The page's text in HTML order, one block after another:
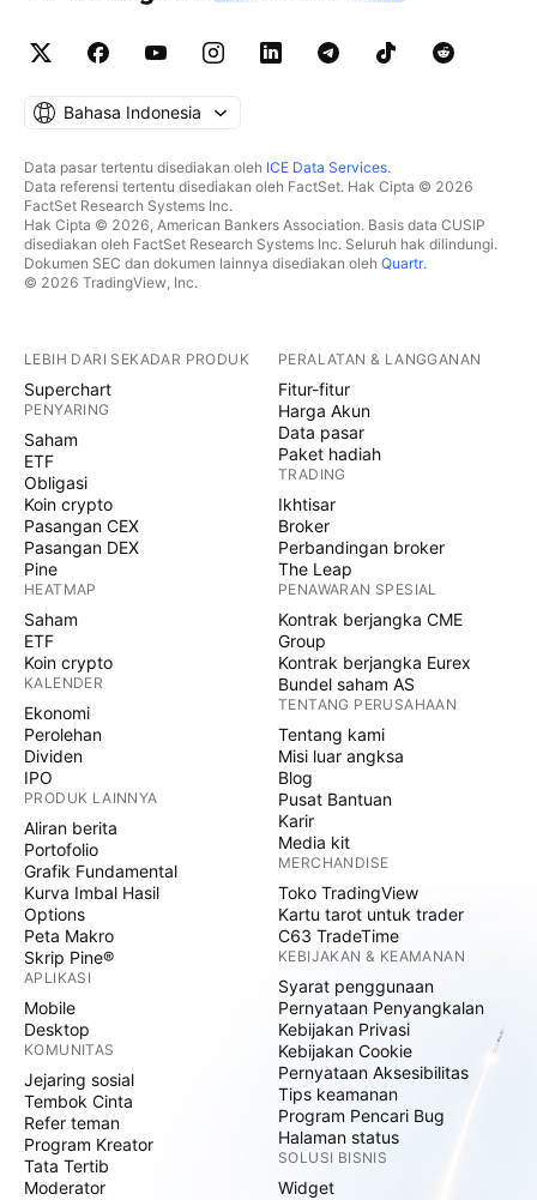
Bahasa Indonesia
Data pasar tertentu disediakan oleh ICE Data Services.
Data referensi tertentu disediakan oleh FactSet. Hak Cipta © 2026
FactSet Research Systems Inc.
Hak Cipta © 2026, American Bankers Association. Basis data CUSIP
disediakan oleh FactSet Research Systems Inc. Seluruh hak dilindungi.
Dokumen SEC dan dokumen lainnya disediakan oleh Quartr.
© 2026 TradingView, Inc.
LEBIH DARI SEKADAR PRODUK
Superchart
PENYARING
Saham
ETF
Obligasi
Koin crypto
Pasangan CEX
Pasangan DEX
Pine
HEATMAP
Saham
ETF
Koin crypto
KALENDER
Ekonomi
Perolehan
Dividen
IPO
PRODUK LAINNYA
Aliran berita
Portofolio
Grafik Fundamental
Kurva Imbal Hasil
Options
Peta Makro
Skrip Pine®
APLIKASI
Mobile
Desktop
KOMUNITAS
Jejaring sosial
Tembok Cinta
Refer teman
Program Kreator
Tata Tertib
Moderator
PERALATAN & LANGGANAN
Fitur-fitur
Harga Akun
Data pasar
Paket hadiah
TRADING
Ikhtisar
Broker
Perbandingan broker
The Leap
PENAWARAN SPESIAL
Kontrak berjangka CME
Group
Kontrak berjangka Eurex
Bundel saham AS
TENTANG PERUSAHAAN
Tentang kami
Misi luar angksa
Blog
Pusat Bantuan
Karir
Media kit
MERCHANDISE
Toko TradingView
Kartu tarot untuk trader
C63 TradeTime
KEBIJAKAN & KEAMANAN
Syarat penggunaan
Pernyataan Penyangkalan
Kebijakan Privasi
Kebijakan Cookie
Pernyataan Aksesibilitas
Tips keamanan
Program Pencari Bug
Halaman status
SOLUSI BISNIS
Widget